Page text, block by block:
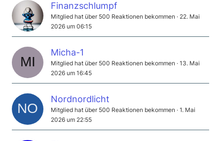
Finanzschlumpf
Mitglied hat über 500 Reaktionen bekommen
22. Mai
2026 um 06:15
Micha-1
Mitglied hat über 500 Reaktionen bekommen
13. Mai
2026 um 16:45
Nordnordlicht
Mitglied hat über 500 Reaktionen bekommen
1. Mai
2026 um 22:55